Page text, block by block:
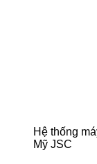
Hệ thống
Mỹ JSC